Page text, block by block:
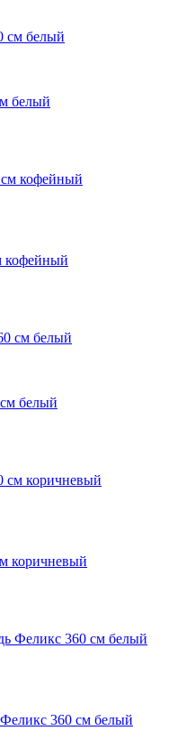
белый
кофейный
белый
коричневый
360 см белый